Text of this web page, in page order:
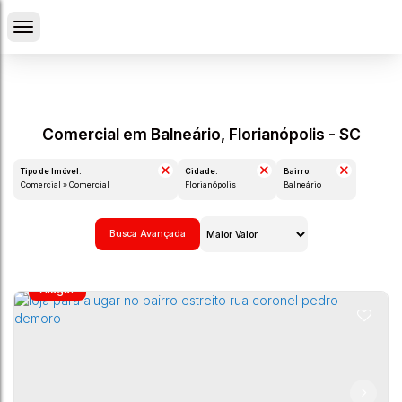
Comercial em Balneário, Florianópolis - SC
Tipo de Imóvel:
Comercial » Comercial
Cidade:
Florianópolis
Bairro:
Balneário
Busca Avançada